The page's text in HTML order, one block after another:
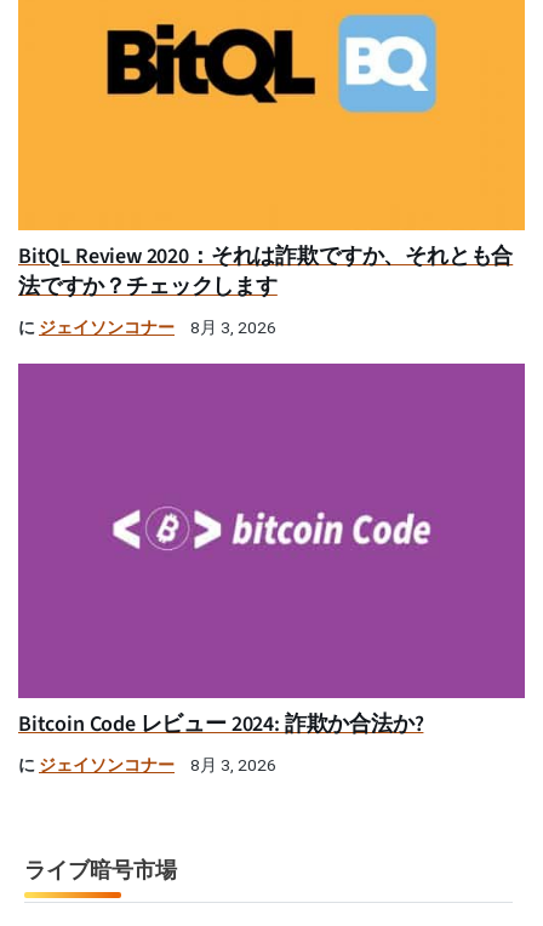
BitQL Review 2020：それは詐欺ですか、それとも合
法ですか？チェックします
に ジェイソンコナー 8月 3, 2026
Bitcoin Code レビュー 2024: 詐欺か合法か?
に ジェイソンコナー 8月 3, 2026
ライブ暗号市場